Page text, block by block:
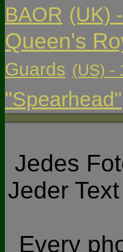
BAOR (UK)
Queen's
Guards (US) -
"Spearhead"
Jedes
Jeder
Every